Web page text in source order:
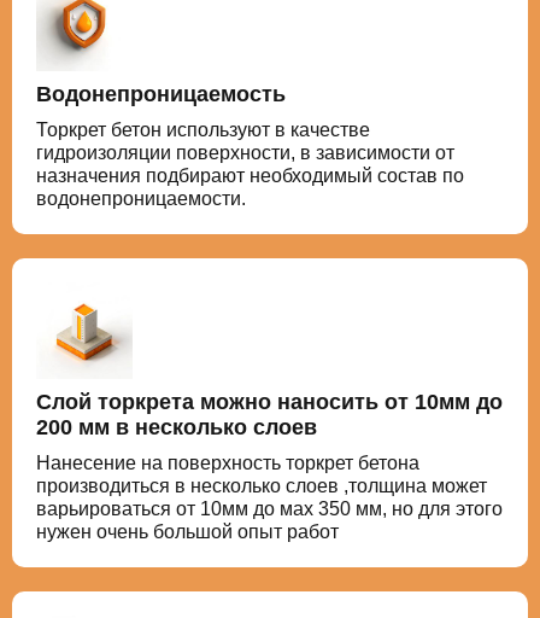
Водонепроницаемость
Торкрет бетон используют в качестве
гидроизоляции поверхности, в зависимости от
назначения подбирают необходимый состав по
водонепроницаемости.
Слой торкрета можно наносить от 10мм до
200 мм в несколько слоев
Нанесение на поверхность торкрет бетона
производиться в несколько слоев ,толщина может
варьироваться от 10мм до мах 350 мм, но для этого
нужен очень большой опыт работ